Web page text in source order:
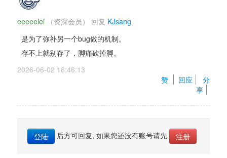
eeeeelei （资深会员） 回复 KJsang
是为了弥补另一个bug做的机制。
存不上就别存了，脚痛砍掉脚。
2026-06-02 16:46:13
赞
回应
分
享
登陆 后方可回复, 如果您还没有账号请先 注册